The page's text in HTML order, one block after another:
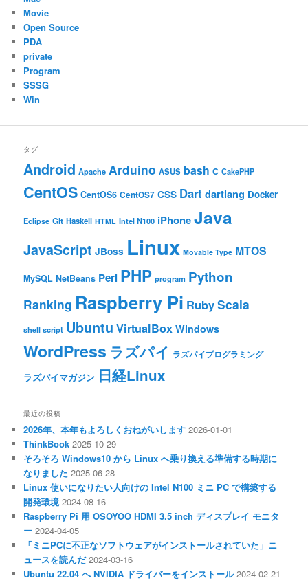
Movie
Open Source
PDA
private
Program
SSSG
Win
タグ
Android Apache Arduino ASUS bash C CakePHP
CentOS CentOS6 CentOS7 CSS Dart dartlang Docker
Eclipse Git Haskell HTML Intel N100 iPhoneJava
JavaScript JBoss Linux Movable Type MTOS
MySQL NetBeans Perl PHP program Python
Ranking Raspberry Pi RubyScala
shell script Ubuntu VirtualBox Windows
WordPress ラズパイ ラズパイプログラミング
ラズパイマガジン 日経Linux
最近の投稿
2026年、本年もよろしくおねがいします 2026-01-01
ThinkBook 2025-10-29
そろそろ Windows10 から Linux へ乗り換える準備する時期に
なりました 2025-06-28
Linux 使いになりたい人向けの Intel N100 ミニ PC で構築する
開発環境 2024-08-16
Raspberry Pi 用 OSOYOO HDMI 3.5 inch ディスプレイ モニタ
ー 2024-04-05
「ミニPCに不正なソフトウェアがインストールされていた」ニ
ュースを読んだ 2024-03-16
Ubuntu 22.04 へ NVIDIA ドライバーをインストール 2024-02-21